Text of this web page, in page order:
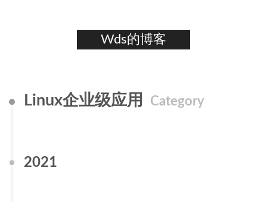
Wds的博客
Linux企业级应用 Category
2021